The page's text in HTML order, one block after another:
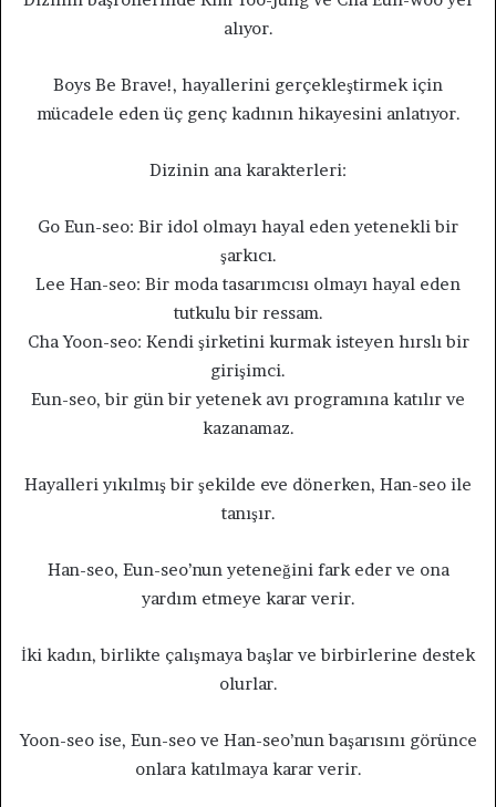
alıyor.
Boys Be Brave!, hayallerini gerçekleştirmek için
mücadele eden üç genç kadının hikayesini anlatıyor.
Dizinin ana karakterleri:
Go Eun-seo: Bir idol olmayı hayal eden yetenekli bir
şarkıcı.
Lee Han-seo: Bir moda tasarımcısı olmayı hayal eden
tutkulu bir ressam.
Cha Yoon-seo: Kendi şirketini kurmak isteyen hırslı bir
girişimci.
Eun-seo, bir gün bir yetenek avı programına katılır ve
kazanamaz.
Hayalleri yıkılmış bir şekilde eve dönerken, Han-seo ile
tanışır.
Han-seo, Eun-seo’nun yeteneğini fark eder ve ona
yardım etmeye karar verir.
İki kadın, birlikte çalışmaya başlar ve birbirlerine destek
olurlar.
Yoon-seo ise, Eun-seo ve Han-seo’nun başarısını görünce
onlara katılmaya karar verir.